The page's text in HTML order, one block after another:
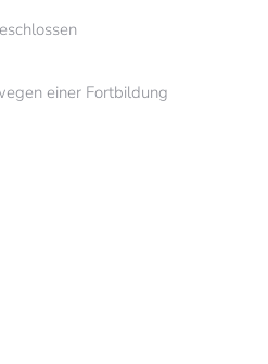
einer Fortbildung